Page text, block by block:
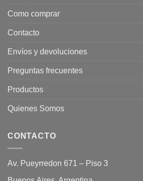
Como comprar
Contacto
Envíos y devoluciones
Preguntas frecuentes
Productos
Quienes Somos
CONTACTO
Av. Pueyrredon 671 – Piso 3